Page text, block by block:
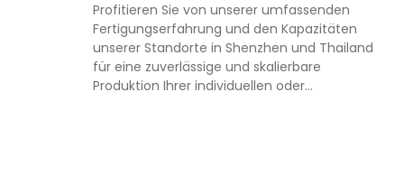
Profitieren Sie von unserer umfassenden
Fertigungserfahrung und den Kapazitäten
unserer Standorte in Shenzhen und Thailand
für eine zuverlässige und skalierbare
Produktion Ihrer individuellen oder